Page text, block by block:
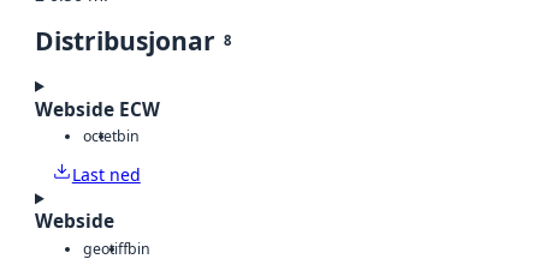
Distribusjonar 8
Webside ECW
octetbin
Last ned
Webside
geotiffbin